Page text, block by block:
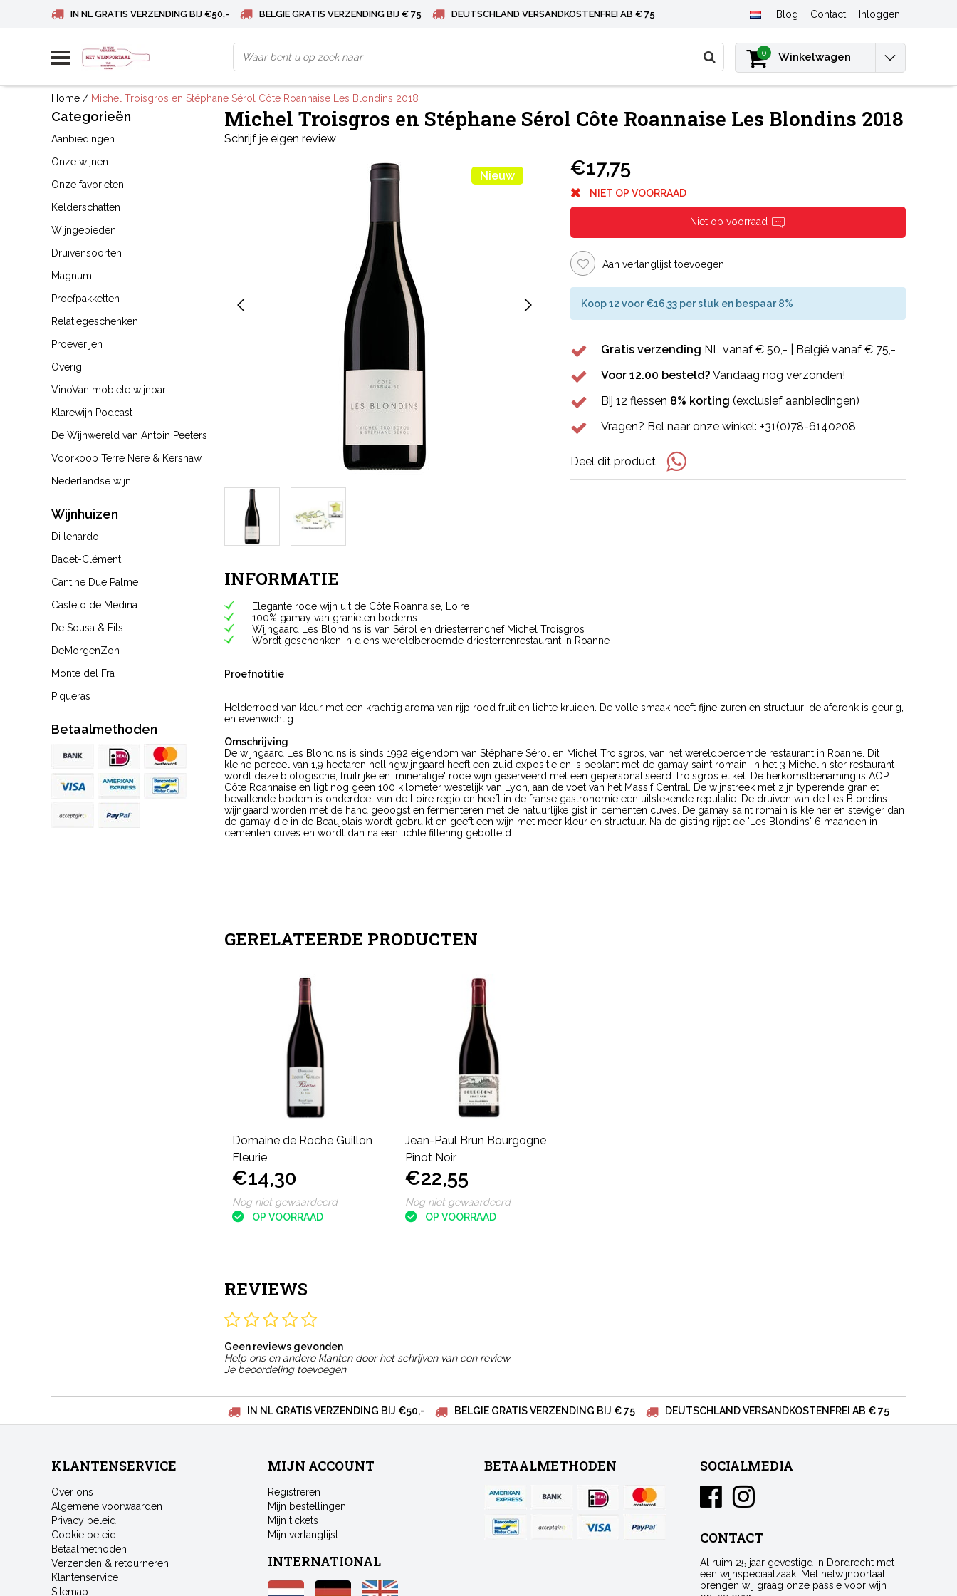
IN NL GRATIS VERZENDING BIJ €50,- BELGIE GRATIS VERZENDING BIJ € 75 DEUTSCHLAND VERSANDKOSTENFREI AB € 75 Blog Contact Inloggen
0 Winkelwagen
Home / Michel Troisgros en Stéphane Sérol Côte Roannaise Les Blondins 2018
Categorieën
Aanbiedingen
Onze wijnen
Onze favorieten
Kelderschatten
Wijngebieden
Druivensoorten
Magnum
Proefpakketten
Relatiegeschenken
Proeverijen
Overig
VinoVan mobiele wijnbar
Klarewijn Podcast
De Wijnwereld van Antoin Peeters
Voorkoop Terre Nere & Kershaw
Nederlandse wijn
Wijnhuizen
Di lenardo
Badet-Clément
Cantine Due Palme
Castelo de Medina
De Sousa & Fils
DeMorgenZon
Monte del Fra
Piqueras
Betaalmethoden
Michel Troisgros en Stéphane Sérol Côte Roannaise Les Blondins 2018
Schrijf je eigen review
Nieuw €17,75
NIET OP VOORRAAD
Niet op voorraad
Aan verlanglijst toevoegen
Koop 12 voor €16,33 per stuk en bespaar 8%
Gratis verzending NL vanaf € 50,- | België vanaf € 75,-
Voor 12.00 besteld? Vandaag nog verzonden!
Bij 12 flessen 8% korting (exclusief aanbiedingen)
Vragen? Bel naar onze winkel: +31(0)78-6140208
Deel dit product
INFORMATIE
Elegante rode wijn uit de Côte Roannaise, Loire
100% gamay van granieten bodems
Wijngaard Les Blondins is van Sérol en driesterrenchef Michel Troisgros
Wordt geschonken in diens wereldberoemde driesterrenrestaurant in Roanne
Proefnotitie
Helderrood van kleur met een krachtig aroma van rijp rood fruit en lichte kruiden. De volle smaak heeft fijne zuren en structuur; de afdronk is geurig,
en evenwichtig.
Omschrijving
De wijngaard Les Blondins is sinds 1992 eigendom van Stéphane Sérol en Michel Troisgros, van het wereldberoemde restaurant in Roanne. Dit
kleine perceel van 1,9 hectaren hellingwijngaard heeft een zuid expositie en is beplant met de gamay saint romain. In het 3 Michelin ster restaurant
wordt deze biologische, fruitrijke en 'mineralige' rode wijn geserveerd met een gepersonaliseerd Troisgros etiket. De herkomstbenaming is AOP
Côte Roannaise en ligt nog geen 100 kilometer westelijk van Lyon, aan de voet van het Massif Central. De wijnstreek met zijn typerende graniet
bevattende bodem is onderdeel van de Loire regio en heeft in de franse gastronomie een uitstekende reputatie. De druiven van de Les Blondins
wijngaard worden met de hand geoogst en fermenteren met de natuurlijke gist in cementen cuves. De gamay saint romain is kleiner en steviger dan
de gamay die in de Beaujolais wordt gebruikt en geeft een wijn met meer kleur en structuur. Na de gisting rijpt de 'Les Blondins' 6 maanden in
cementen cuves en wordt dan na een lichte filtering gebotteld.
GERELATEERDE PRODUCTEN
Domaine de Roche Guillon
Fleurie
€14,30
Nog niet gewaardeerd
OP VOORRAAD
Jean-Paul Brun Bourgogne
Pinot Noir
€22,55
Nog niet gewaardeerd
OP VOORRAAD
REVIEWS
Geen reviews gevonden
Help ons en andere klanten door het schrijven van een review
Je beoordeling toevoegen
IN NL GRATIS VERZENDING BIJ €50,- BELGIE GRATIS VERZENDING BIJ € 75 DEUTSCHLAND VERSANDKOSTENFREI AB € 75
KLANTENSERVICE
Over ons
Algemene voorwaarden
Privacy beleid
Cookie beleid
Betaalmethoden
Verzenden & retourneren
Klantenservice
Sitemap
MIJN ACCOUNT
Registreren
Mijn bestellingen
Mijn tickets
Mijn verlanglijst
INTERNATIONAL
BETAALMETHODEN SOCIALMEDIA
CONTACT
Al ruim 25 jaar gevestigd in Dordrecht met
een wijnspeciaalzaak. Met hetwijnportaal
brengen wij graag onze passie voor wijn